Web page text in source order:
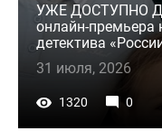
УЖЕ ДОСТУПНО
онлайн-премьера
детектива
31 июля, 2026
1320 0